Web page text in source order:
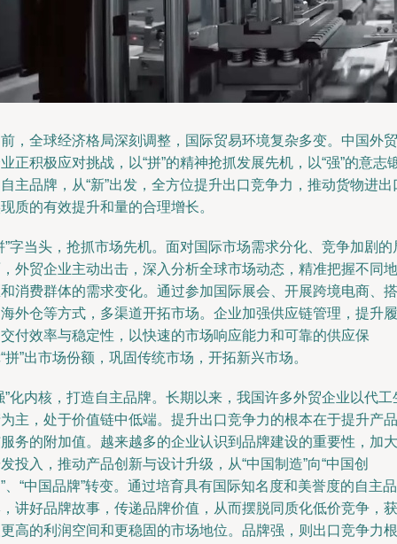
，全球经济格局深刻调整，国际贸易环境复杂多变。中国外贸
正积极应对挑战，以“拼”的精神抢抓发展先机，以“强”的意志
主品牌，从“新”出发，全方位提升出口竞争力，推动货物进出
质的有效提升和量的合理增长。
”字当头，抢抓市场先机。面对国际市场需求分化、竞争加剧的
外贸企业主动出击，深入分析全球市场动态，精准把握不同地
消费群体的需求变化。通过参加国际展会、开展跨境电商、搭
外仓等方式，多渠道开拓市场。企业加强供应链管理，提升履
付效率与稳定性，以快速的市场响应能力和可靠的供应保
拼”出市场份额，巩固传统市场，开拓新兴市场。
”化内核，打造自主品牌。长期以来，我国许多外贸企业以代工
主，处于价值链中低端。提升出口竞争力的根本在于提升产品
务的附加值。越来越多的企业认识到品牌建设的重要性，加大
投入，推动产品创新与设计升级，从“中国制造”向“中国创
、“中国品牌”转变。通过培育具有国际知名度和美誉度的自主品
讲好品牌故事，传递品牌价值，从而摆脱同质化低价竞争，获
高的利润空间和更稳固的市场地位。品牌强，则出口竞争力根